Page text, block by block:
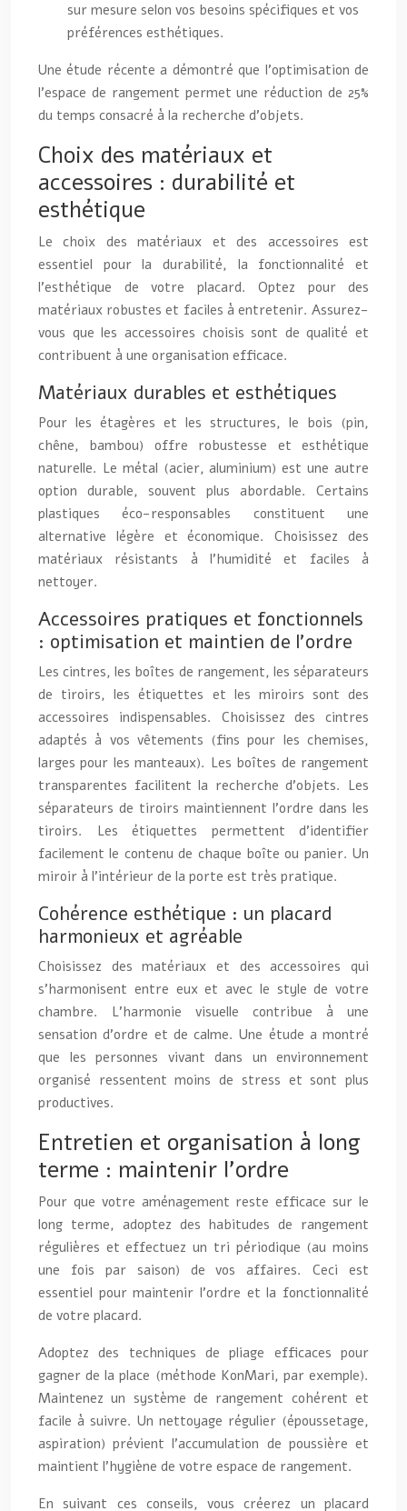
sur mesure selon vos besoins spécifiques et vos
préférences esthétiques.
Une étude récente a démontré que l’optimisation de
l’espace de rangement permet une réduction de 25%
du temps consacré à la recherche d’objets.
Choix des matériaux et
accessoires : durabilité et
esthétique
Le choix des matériaux et des accessoires est
essentiel pour la durabilité, la fonctionnalité et
l’esthétique de votre placard. Optez pour des
matériaux robustes et faciles à entretenir. Assurez-
vous que les accessoires choisis sont de qualité et
contribuent à une organisation efficace.
Matériaux durables et esthétiques
Pour les étagères et les structures, le bois (pin,
chêne, bambou) offre robustesse et esthétique
naturelle. Le métal (acier, aluminium) est une autre
option durable, souvent plus abordable. Certains
plastiques éco-responsables constituent une
alternative légère et économique. Choisissez des
matériaux résistants à l’humidité et faciles à
nettoyer.
Accessoires pratiques et fonctionnels
: optimisation et maintien de l’ordre
Les cintres, les boîtes de rangement, les séparateurs
de tiroirs, les étiquettes et les miroirs sont des
accessoires indispensables. Choisissez des cintres
adaptés à vos vêtements (fins pour les chemises,
larges pour les manteaux). Les boîtes de rangement
transparentes facilitent la recherche d’objets. Les
séparateurs de tiroirs maintiennent l’ordre dans les
tiroirs. Les étiquettes permettent d’identifier
facilement le contenu de chaque boîte ou panier. Un
miroir à l’intérieur de la porte est très pratique.
Cohérence esthétique : un placard
harmonieux et agréable
Choisissez des matériaux et des accessoires qui
s’harmonisent entre eux et avec le style de votre
chambre. L’harmonie visuelle contribue à une
sensation d’ordre et de calme. Une étude a montré
que les personnes vivant dans un environnement
organisé ressentent moins de stress et sont plus
productives.
Entretien et organisation à long
terme : maintenir l’ordre
Pour que votre aménagement reste efficace sur le
long terme, adoptez des habitudes de rangement
régulières et effectuez un tri périodique (au moins
une fois par saison) de vos affaires. Ceci est
essentiel pour maintenir l’ordre et la fonctionnalité
de votre placard.
Adoptez des techniques de pliage efficaces pour
gagner de la place (méthode KonMari, par exemple).
Maintenez un système de rangement cohérent et
facile à suivre. Un nettoyage régulier (époussetage,
aspiration) prévient l’accumulation de poussière et
maintient l’hygiène de votre espace de rangement.
En suivant ces conseils, vous créerez un placard